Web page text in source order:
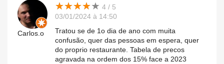
Carlos.o
★★★★★
★★★★★ 4 / 5
03/01/2024 à 14:50
Tratou se de 1o dia de ano com muita
confusão, quer das pessoas em espera, quer
do proprio restaurante. Tabela de precos
agravada na ordem dos 15% face a 2023